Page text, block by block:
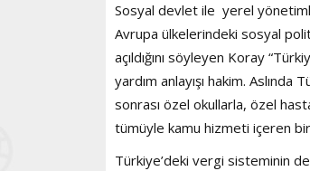
Sosyal devlet ile yerel
Avrupa ülkelerindeki sosyal
açıldığını söyleyen Koray
yardım anlayışı hakim.
sonrası özel okullarla, özel
tümüyle kamu hizmeti içeren
Türkiye’deki vergi sisteminin